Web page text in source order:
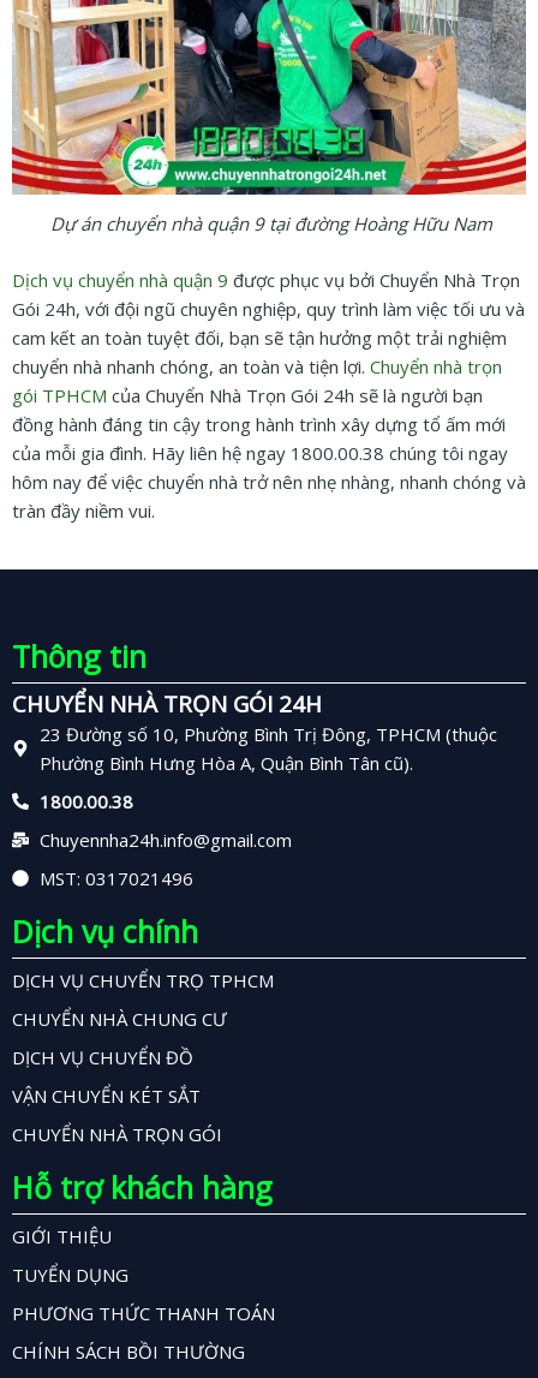
Dự án chuyển nhà quận 9 tại đường Hoàng Hữu Nam
Dịch vụ chuyển nhà quận 9 được phục vụ bởi Chuyển Nhà Trọn
Gói 24h, với đội ngũ chuyên nghiệp, quy trình làm việc tối ưu và
cam kết an toàn tuyệt đối, bạn sẽ tận hưởng một trải nghiệm
chuyển nhà nhanh chóng, an toàn và tiện lợi. Chuyển nhà trọn
gói TPHCM của Chuyển Nhà Trọn Gói 24h sẽ là người bạn
đồng hành đáng tin cậy trong hành trình xây dựng tổ ấm mới
của mỗi gia đình. Hãy liên hệ ngay 1800.00.38 chúng tôi ngay
hôm nay để việc chuyển nhà trở nên nhẹ nhàng, nhanh chóng và
tràn đầy niềm vui.
Thông tin
CHUYỂN NHÀ TRỌN GÓI 24H
23 Đường số 10, Phường Bình Trị Đông, TPHCM (thuộc
Phường Bình Hưng Hòa A, Quận Bình Tân cũ).
1800.00.38
Chuyennha24h.info@gmail.com
MST: 0317021496
Dịch vụ chính
DỊCH VỤ CHUYỂN TRỌ TPHCM
CHUYỂN NHÀ CHUNG CƯ
DỊCH VỤ CHUYỂN ĐỒ
VẬN CHUYỂN KÉT SẮT
CHUYỂN NHÀ TRỌN GÓI
Hỗ trợ khách hàng
GIỚI THIỆU
TUYỂN DỤNG
PHƯƠNG THỨC THANH TOÁN
CHÍNH SÁCH BỒI THƯỜNG